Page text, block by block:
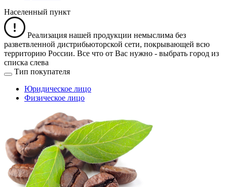
Населенный пункт
Реализация нашей продукции немыслима без
разветвленной дистрибьюторской сети, покрывающей всю
территорию России. Все что от Вас нужно - выбрать город из
списка слева
Тип покупателя
Юридическое лицо
Физическое лицо